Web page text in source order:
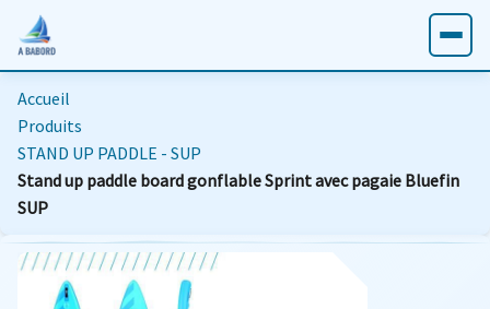
Accueil
Produits
STAND UP PADDLE - SUP
Stand up paddle board gonflable Sprint avec pagaie Bluefin
SUP